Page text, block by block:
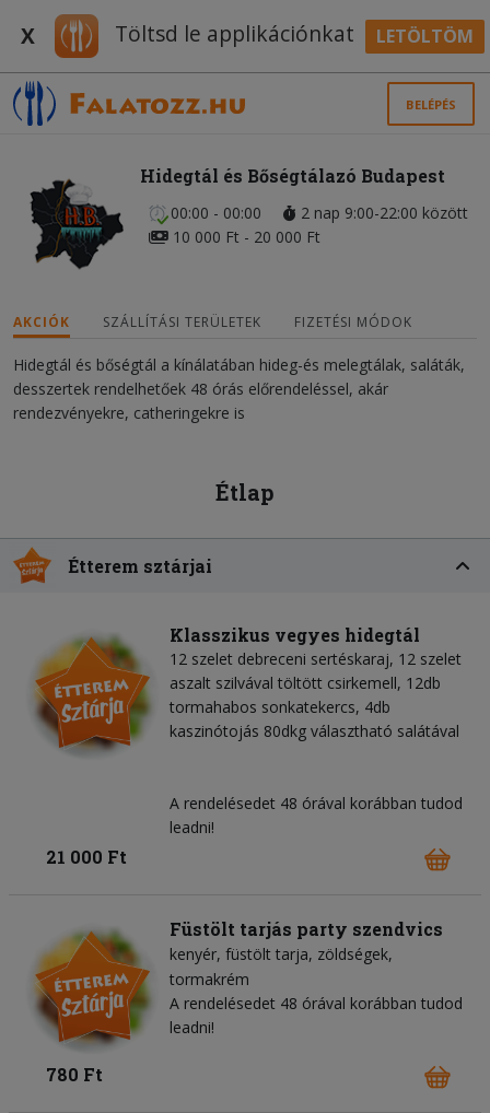
X Töltsd le applikációnkat LETÖLTÖM
BELÉPÉS
Hidegtál és Bőségtálazó Budapest
00:00 - 00:00
2 nap 9:00-22:00 között
10 000 Ft - 20 000 Ft
AKCIÓK SZÁLLÍTÁSI TERÜLETEK FIZETÉSI MÓDOK
Hidegtál és bőségtál a kínálatában hideg-és melegtálak, saláták,
desszertek rendelhetőek 48 órás előrendeléssel, akár
rendezvényekre, catheringekre is
Étlap
Étterem sztárjai
Klasszikus vegyes hidegtál
12 szelet debreceni sertéskaraj, 12 szelet
aszalt szilvával töltött csirkemell, 12db
tormahabos sonkatekercs, 4db
kaszinótojás 80dkg választható salátával
A rendelésedet 48 órával korábban tudod
leadni!
21 000 Ft
Füstölt tarjás party szendvics
kenyér füstölt tarja zöldségek
tormakrém
A rendelésedet 48 órával korábban tudod
leadni!
780 Ft